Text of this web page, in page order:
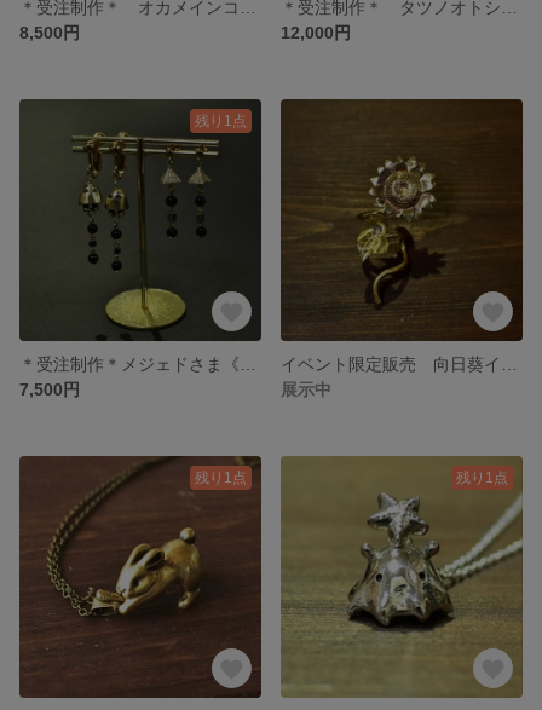
8,500円
12,000円
残り1点
7,500円
展示中
残り1点 残り1点